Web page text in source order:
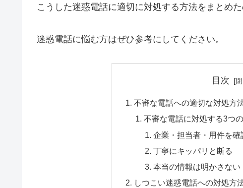
こうした迷惑電話に適切に対処する方法をまとめた
迷惑電話に悩む方はぜひ参考にしてください。
目次
不審な電話への適切な対処方
不審な電話に対処する3つ
企業・担当者・用件を確
丁寧にキッパリと断る
本当の情報は明かさない
しつこい迷惑電話への対処方